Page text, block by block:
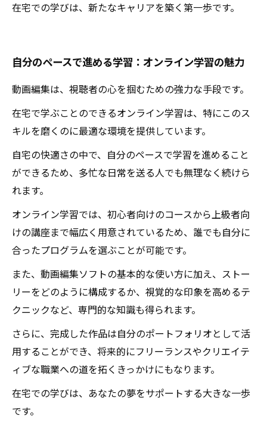
在宅での学びは、新たなキャリアを築く第一歩です。
自分のペースで進める学習：オンライン学習の魅力
動画編集は、視聴者の心を掴むための強力な手段です。
在宅で学ぶことのできるオンライン学習は、特にこのス
キルを磨くのに最適な環境を提供しています。
自宅の快適さの中で、自分のペースで学習を進めること
ができるため、多忙な日常を送る人でも無理なく続けら
れます。
オンライン学習では、初心者向けのコースから上級者向
けの講座まで幅広く用意されているため、誰でも自分に
合ったプログラムを選ぶことが可能です。
また、動画編集ソフトの基本的な使い方に加え、ストー
リーをどのように構成するか、視覚的な印象を高めるテ
クニックなど、専門的な知識も得られます。
さらに、完成した作品は自分のポートフォリオとして活
用することができ、将来的にフリーランスやクリエイテ
ィブな職業への道を拓くきっかけにもなります。
在宅での学びは、あなたの夢をサポートする大きな一歩
です。